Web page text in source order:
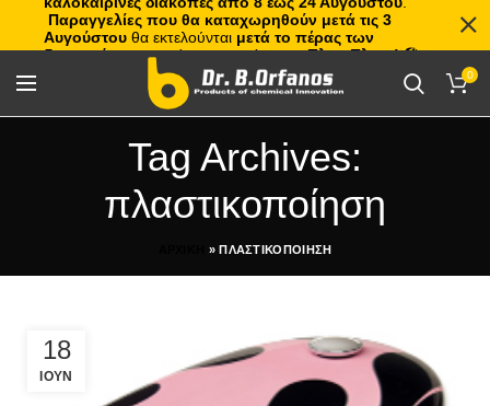
0
Tag Archives:
πλαστικοποίηση
»ΠΛΑΣΤΙΚΟΠΟΙΗΣΗ
18
ΙΟΥΝ
Παραγγελίες που θα καταχωρηθούν μετά τις 3
Αυγούστου θα εκτελούνται μετά το πέρας των
διακοπών, με σειρά προτεραιότητας.Πλιτς Πλατς!🏖️🌊